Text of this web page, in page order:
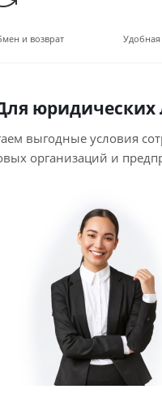
и возврат Удобная
юридических
выгодные условия
организаций и